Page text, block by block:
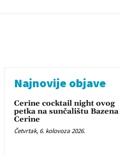
Najnovije objave
Cerine cocktail night ovog
petka na sunčalištu Bazena
Cerine
Četvrtak, 6. kolovoza 2026.